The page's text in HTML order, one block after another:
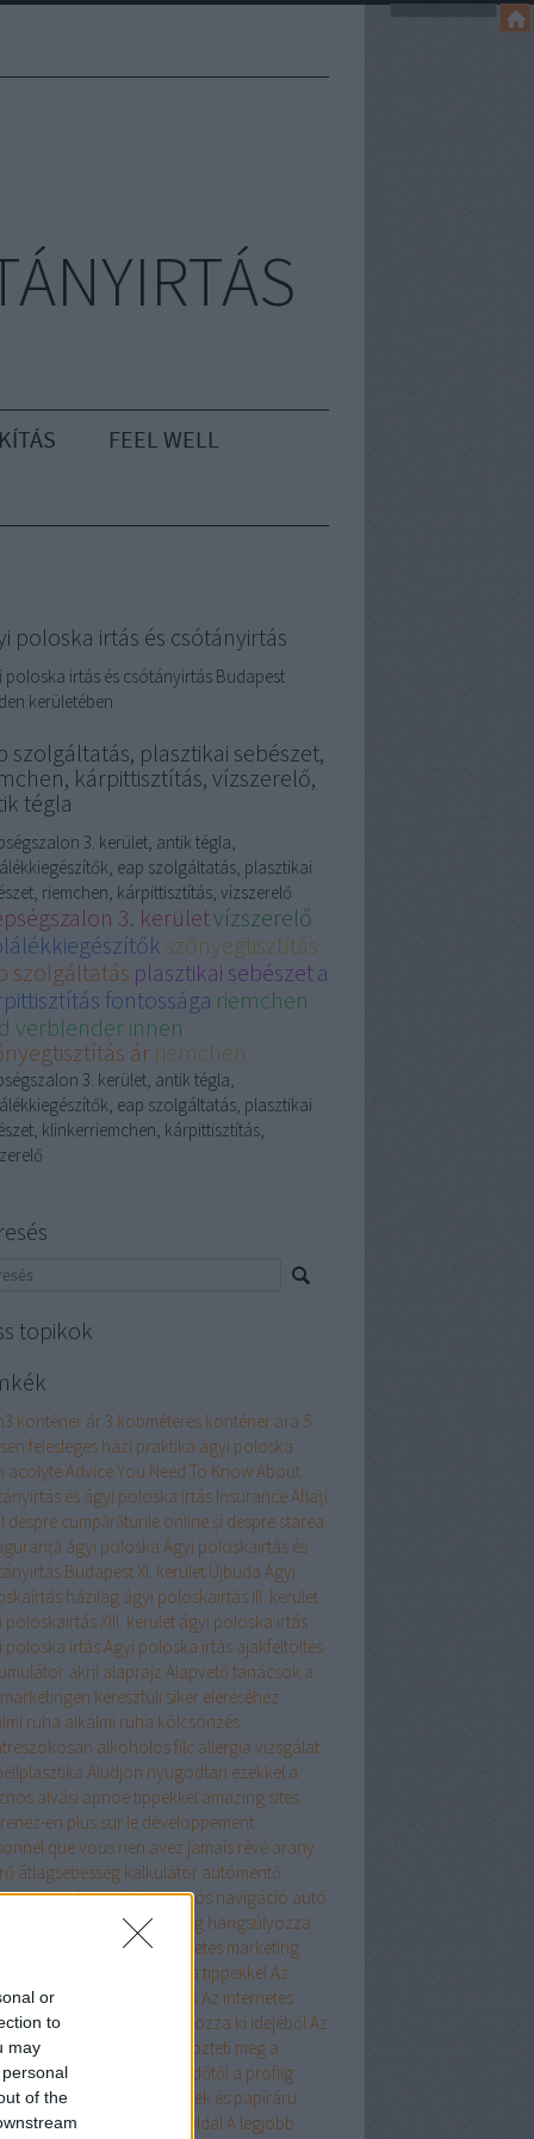
or
to
may
of the
FEEL WELL
poloska irtás és csótányirtás
poloska irtás és csótányirtás Budapest
kerületében.
szolgáltatás, plasztikai sebészet,
kárpittisztítás, vízszerelő,
tégla
3. kerület, antik tégla,
eap szolgáltatás, plasztikai
riemchen, kárpittisztítás, vízszerelő
3. kerületvízszerelő
szőnyegtisztítás
szolgáltatás plasztikai sebészeta
fontossága riemchen
verblender innen
ár riemchen
3. kerület, antik tégla,
eap szolgáltatás, plasztikai
klinkerriemchen, kárpittisztítás,
topikok
konténer ár3 köbméteres konténer ára 5
felesleges házi praktika ágyi poloska
acolyteAdvice You Need To Know About
és ágyi poloska irtás InsuranceAflați
despre cumpărăturile online și despre starea
ágyi poloska Ágyi poloskairtás és
Budapest XI. kerület Újbuda Ágyi
házilag ágyi poloskairtás III. kerület
poloskairtás XIII. kerület ágyi poloska irtás
poloska írtásÁgyi poloska irtás ajakfeltöltés
akril alaprajz Alapvető tanácsok a
keresztüli siker eléréséhez
ruha alkalmi ruha kölcsönzés
alkoholos filc allergia vizsgálat
Aludjon nyugodtan ezekkel a
alvási apnoe tippekkel amazing sites
en plus sur le développement
que vous nen avez jamais rêvé arany
átlagsebesség kalkulátor autómentő
Autós hűtőtáskaAutós navigáció autó
Az internetes marketing hangsúlyozza
Ez a tanács segítAz internetes marketing
fog tenni ezekkel a tippekkelAz
marketing nagyszerű Az internetes
a lehető legtöbbet hozza ki idejébőlAz
Marketing nem különbözteti meg a
vagy a profikat
A kezdőtől a profiig
a kreatív hobby termékek és papíráru
tippekkel
a legjobb oldalA legjobb